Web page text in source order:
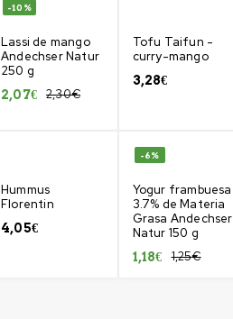
-10%
Lassi de mango
Andechser Natur
250 g
2,30€
2,07€
Tofu Taifun -
curry-mango
3,28€
Hummus
Florentin
4,05€
-6%
Yogur frambuesa
3.7% de Materia
Grasa Andechser
Natur 150 g
1,25€
1,18€